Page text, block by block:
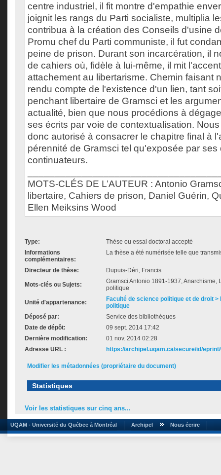
centre industriel, il fit montre d'empathie
joignit les rangs du Parti socialiste, multiplia
contribua à la création des Conseils d'usine
Promu chef du Parti communiste, il fut
peine de prison. Durant son incarcération, il
de cahiers où, fidèle à lui-même, il mit
attachement au libertarisme. Chemin faisant
rendu compte de l'existence d'un lien, tant
penchant libertaire de Gramsci et les
actualité, bien que nous procédions à
ses écrits par voie de contextualisation.
donc autorisé à consacrer le chapitre final à
pérennité de Gramsci tel qu'exposée par ses
continuateurs.
MOTS-CLÉS DE L’AUTEUR : Antonio
libertaire, Cahiers de prison, Daniel Guérin,
Ellen Meiksins Wood
Type:
Thèse ou essai doctoral accepté
Informations
complémentaires:
La thèse a été numérisée telle que
Directeur de thèse: Dupuis-Déri, Francis
Mots-clés ou Sujets:
Gramsci Antonio 1891-1937, Anarchisme,
politique
Unité d'appartenance:
Faculté de science politique et de droit
politique
Déposé par:
Service des bibliothèques
Date de dépôt:
09 sept. 2014 17:42
Dernière modification:
01 nov. 2014 02:28
Adresse URL :
https://archipel.uqam.ca/secure/id/
Modifier les métadonnées (propriétaire du document)
Statistiques
Voir les statistiques sur cinq ans...
UQAM - Université du Québec à Montréal Archipel Nous écrire